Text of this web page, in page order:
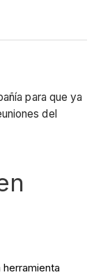
para que ya
del